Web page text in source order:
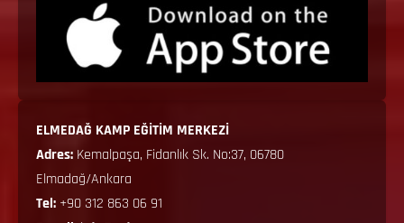
ELMEDAĞ KAMP EĞİTİM MERKEZİ
Adres: Kemalpaşa, Fidanlık Sk. No:37, 06780
Elmadağ/Ankara
Tel: +90 312 863 06 91